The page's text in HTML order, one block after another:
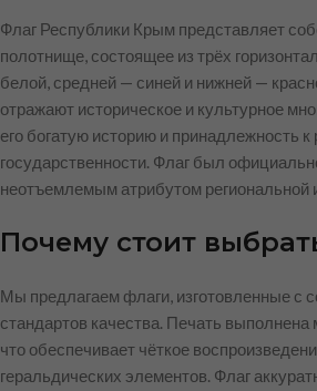
Флаг Республики Крым представляет
полотнище, состоящее из трёх
белой, средней — синей и нижней —
отражают историческое и культурное
его богатую историю и принадлежность к
государственности. Флаг был
неотъемлемым атрибутом региональной
Почему стоит
Мы предлагаем флаги, изготовленные с
стандартов качества. Печать
что обеспечивает чёткое
геральдических элементов. Флаг